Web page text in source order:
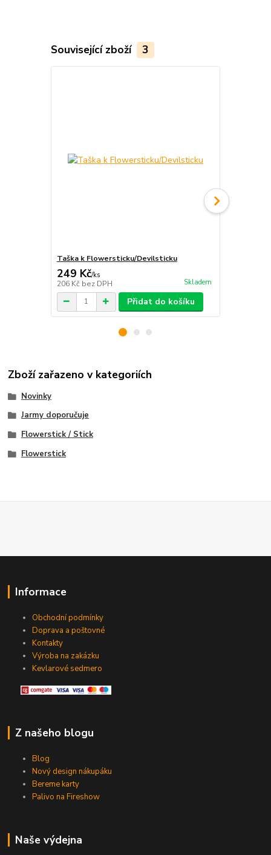
Související zboží 3
Taška k Flowersticku/Devilsticku
249 Kč/ks
206 Kč bez DPH Skladem
Přidat do košíku
Zboží zařazeno v kategoriích
Novinky
Jarmy doporučuje
Flowerstick / Stick
Flowerstick
Informace
Obchodní podmínky
Doprava a poštovné
Kontakty
Výroba na zakázku
Kevlarové sedmero
Z našeho blogu
Blog
Nový design nákupáku
Bereme karty
Palivo na Fireshow
Naše výdejna